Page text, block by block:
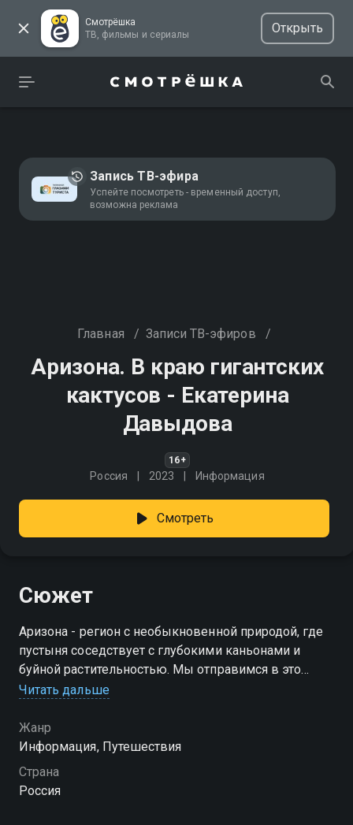
Смотрёшка
ТВ, фильмы и сериалы
Открыть
Запись ТВ-эфира
Успейте посмотреть - временный доступ,
возможна реклама
Главная / Записи ТВ-эфиров /
Аризона. В краю гигантских
кактусов - Екатерина
Давыдова
16+
Россия 2023 Информация
Смотреть
Сюжет
Аризона - регион с необыкновенной природой, где
пустыня соседствует с глубокими каньонами и
буйной растительностью. Мы отправимся в это
место, чтобы раскрыть его скрытые красоты и
Читать дальше
Жанр
Информация, Путешествия
Страна
Россия